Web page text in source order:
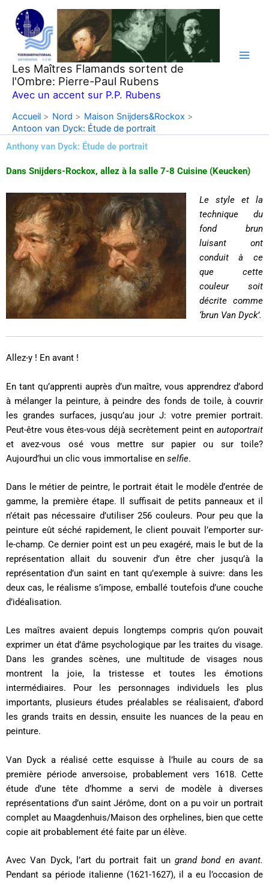
contenu
Les Maîtres Flamands sortent de
l'Ombre: Pierre-Paul Rubens
Avec un accent sur P.P. Rubens
Accueil Nord
Maison Snijders&Rockox
Antoon van Dyck: Étude de portrait
Anthony van Dyck: Étude de portrait
Dans Snijders-Rockox, allez à la salle 7-8 Cuisine (Keucken)
Le style et la
technique du
fond brun
luisant ont
conduit à ce
que cette
couleur soit
décrite comme
‘brun Van Dyck’.
Allez-y ! En avant !
En tant qu’apprenti auprès d’un maître, vous apprendrez d’abord
à mélanger la peinture, à peindre des fonds de toile, à couvrir
les grandes surfaces, jusqu’au jour J: votre premier portrait.
Peut-être vous êtes-vous déjà secrètement peint en autoportrait
et avez-vous osé vous mettre sur papier ou sur toile?
Aujourd’hui un clic vous immortalise en selfie.
Dans le métier de peintre, le portrait était le modèle d’entrée de
gamme, la première étape. Il suffisait de petits panneaux et il
n’était pas nécessaire d’utiliser 256 couleurs. Pour peu que la
peinture eût séché rapidement, le client pouvait l’emporter sur-
le-champ. Ce dernier point est un peu exagéré, mais le but de la
représentation allait du souvenir d’un être cher jusqu’à la
représentation d’un saint en tant qu’exemple à suivre: dans les
deux cas, le réalisme s’impose, emballé toutefois d’une couche
d’idéalisation.
Les maîtres avaient depuis longtemps compris qu’on pouvait
exprimer un état d’âme psychologique par les traites du visage.
Dans les grandes scènes, une multitude de visages nous
montrent la joie, la tristesse et toutes les émotions
intermédiaires. Pour les personnages individuels les plus
importants, plusieurs études préalables se réalisaient, d’abord
les grands traits en dessin, ensuite les nuances de la peau en
peinture.
Van Dyck a réalisé cette esquisse à l’huile au cours de sa
première période anversoise, probablement vers 1618. Cette
étude d’une tête d’homme a servi de modèle à diverses
représentations d’un saint Jérôme, dont on a pu voir un portrait
complet au Maagdenhuis/Maison des orphelines, bien que cette
copie ait probablement été faite par un élève.
Avec Van Dyck, l’art du portrait fait ungrand bond en avant.
Pendant sa période italienne (1621-1627), il a eu l’occasion de